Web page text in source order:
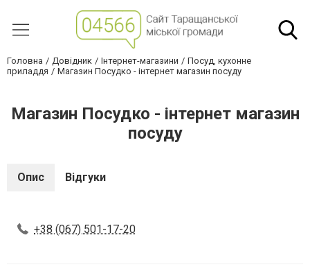
Головна Довідник Інтернет-магазини
Посуд, кухонне
приладдя
Магазин Посудко - інтернет магазин посуду
Магазин Посудко - інтернет магазин
посуду
Опис Відгуки
+38 (067) 501-17-20